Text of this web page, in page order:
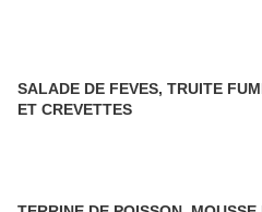
SALADE DE FEVES, TRUITE
ET CREVETTES